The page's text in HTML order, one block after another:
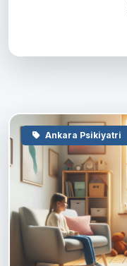
Ankara Psikiyatri